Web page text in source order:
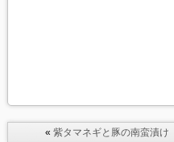
«紫タマネギと豚の南蛮漬け